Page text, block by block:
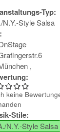
Typ:
N.Y.-Style Salsa
,
keine
Stile:
N.Y.-Style Salsa